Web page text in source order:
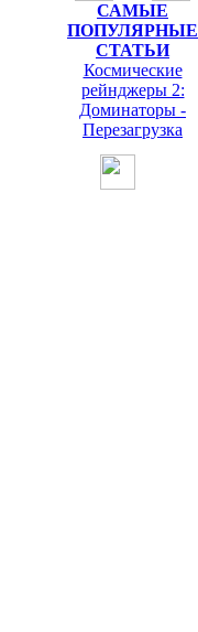
САМЫЕ
ПОПУЛЯРНЫЕ
СТАТЬИ
Космические
рейнджеры 2:
Доминаторы -
Перезагрузка